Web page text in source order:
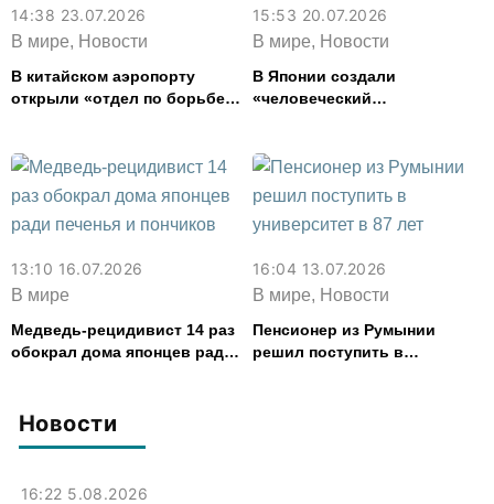
Новости
16:22 5.08.2026
14:38 23.07.2026
В мире, Новости
В китайском аэропорту
открыли «отдел по борьбе с
15:53 20.07.2026
В мире, Новости
В Японии создали
«человеческий
13:10 16.07.2026
В мире
Медведь-рецидивист 14 раз
обокрал дома японцев ради
16:04 13.07.2026
В мире, Новости
Пенсионер из Румынии
решил поступить в